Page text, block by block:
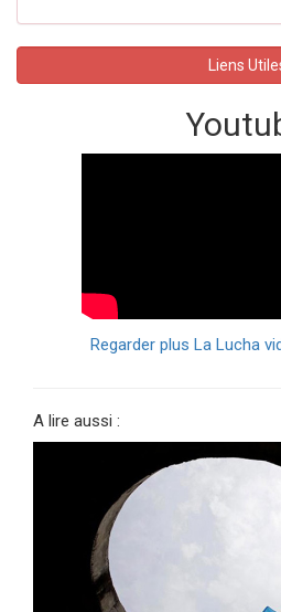
Liens
Regarder plus La Lucha
A lire aussi :